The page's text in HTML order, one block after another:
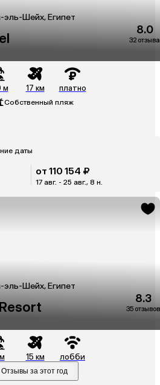
Шейх, Египет
8.0
32 отзыва
м 17 км платно
Собственный пляж
даты
от 110 154 ₽
17 авг. - 25 авг., 8 н.
Шейх, Египет
8.3
35 отзывов
15 км лобби
Отзывы за этот год